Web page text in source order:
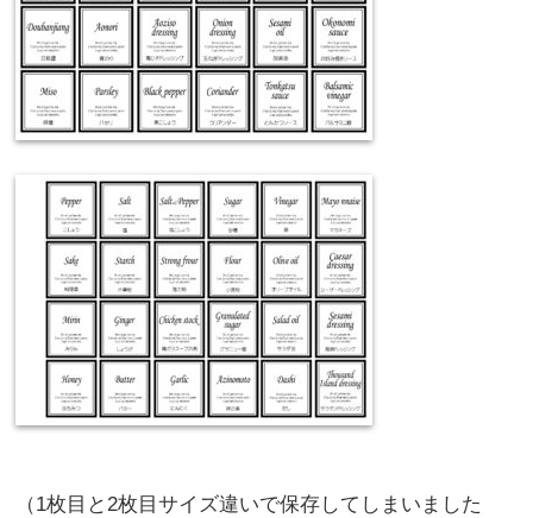
（1枚目と2枚目サイズ違いで保存してしまいました